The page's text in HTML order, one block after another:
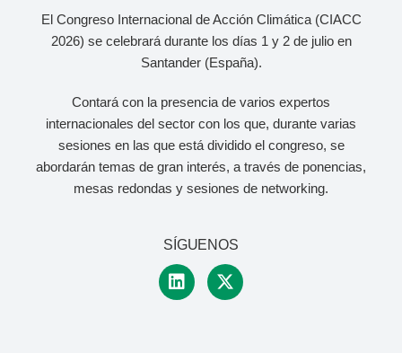
El Congreso Internacional de Acción Climática (CIACC
2026) se celebrará durante los días 1 y 2 de julio en
Santander (España).
Contará con la presencia de varios expertos
internacionales del sector con los que, durante varias
sesiones en las que está dividido el congreso, se
abordarán temas de gran interés, a través de ponencias,
mesas redondas y sesiones de networking.
SÍGUENOS